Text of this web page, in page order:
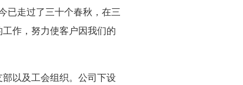
已走过了三十个春秋，在三
作，努力使客户因我们的
以及工会组织。公司下设